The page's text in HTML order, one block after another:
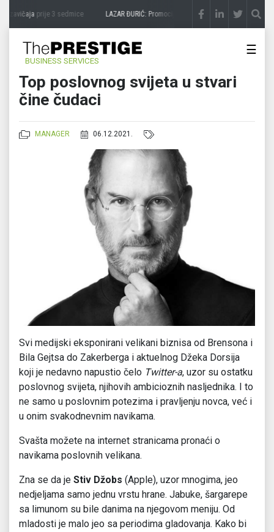
zavičajaprije 3 sedmice LAZAR ĐURIĆ: Promocija potencijal pretvara u destinaciju
BUSINESS SERVICES
☰
Top poslovnog svijeta u stvari
čine čudaci
MANAGER 06.12.2021.
Svi medijski eksponirani velikani biznisa od Brensona i
Bila Gejtsa do Zakerberga i aktuelnog Džeka Dorsija
koji je nedavno napustio čelo Twitter-a, uzor su ostatku
poslovnog svijeta, njihovih ambicioznih nasljednika. I to
ne samo u poslovnim potezima i pravljenju novca, već i
u onim svakodnevnim navikama.
Svašta možete na internet stranicama pronaći o
navikama poslovnih velikana.
Zna se da je Stiv Džobs (Apple), uzor mnogima, jeo
nedjeljama samo jednu vrstu hrane. Jabuke, šargarepe
sa limunom su bile danima na njegovom meniju. Od
mladosti je malo jeo sa periodima gladovanja. Kako bi